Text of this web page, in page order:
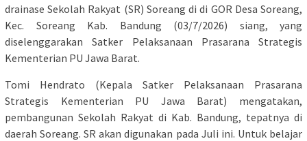
drainase Sekolah Rakyat (SR) Soreang di di GOR Desa Soreang,
Kec. Soreang Kab. Bandung (03/7/2026) siang, yang
diselenggarakan Satker Pelaksanaan Prasarana Strategis
Kementerian PU Jawa Barat.
Tomi Hendrato (Kepala Satker Pelaksanaan Prasarana
Strategis Kementerian PU Jawa Barat) mengatakan,
pembangunan Sekolah Rakyat di Kab. Bandung, tepatnya di
daerah Soreang. SR akan digunakan pada Juli ini. Untuk belajar